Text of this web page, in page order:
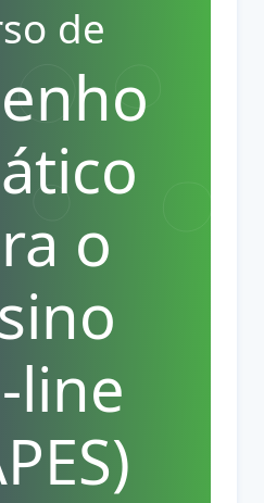
de
o
line